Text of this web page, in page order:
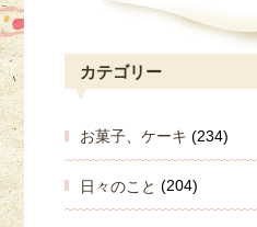
カテゴリー
お菓子、ケーキ (234)
日々のこと (204)